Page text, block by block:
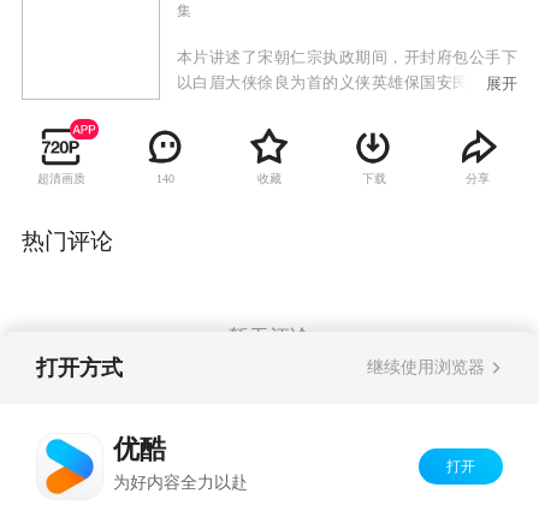
集
本片讲述了宋朝仁宗执政期间，开封府包公手下
以白眉大侠徐良为首的义侠英雄保国安民，与邪
抗争的同时，还细腻地描述了徐良和严英云、白
云瑞和陆小英爱情的波折，塑造了徐良、房书
安、白云瑞、陆小英、龙云凤、王顺、包公、陆
展开
超清画质 140 收藏 下载 分享
热门评论
暂无评论
打开方式 继续使用浏览器
优酷
为好内容全力以赴
打开